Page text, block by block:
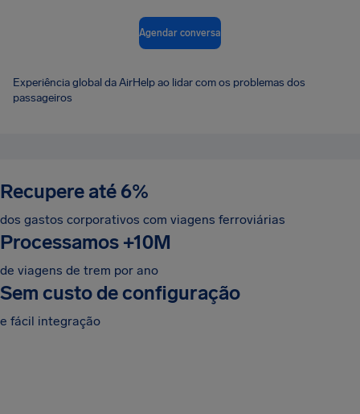
Agendar conversa
Experiência global da AirHelp ao lidar com os problemas dos
passageiros
Recupere até 6%
dos gastos corporativos com viagens ferroviárias
Processamos +10M
de viagens de trem por ano
Sem custo de configuração
e fácil integração